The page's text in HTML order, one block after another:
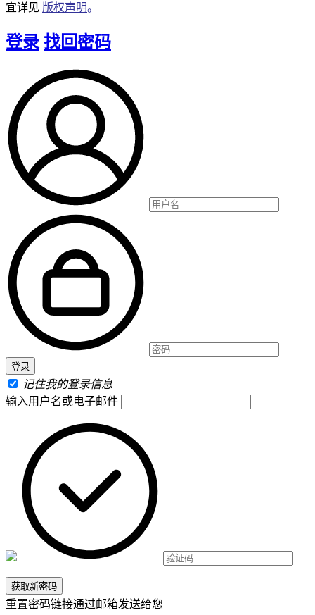
宜详见 版权声明。
登录 找回密码
记住我的登录信息
输入用户名或电子邮件
重置密码链接通过邮箱发送给您